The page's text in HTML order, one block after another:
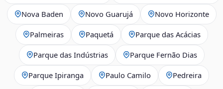
Nova Baden Novo Guarujá Novo Horizonte
Palmeiras Paquetá Parque das Acácias
Parque das Indústrias Parque Fernão Dias
Parque Ipiranga Paulo Camilo Pedreira